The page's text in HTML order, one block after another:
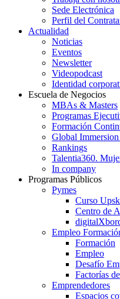
Sede Electrónica
Perfil del
Actualidad
Noticias
Eventos
Newsletter
Videopodcast
Identidad
Escuela de Negocios
MBAs & Masters
Programas
Formación
Global
Rankings
Talentia360.
In company
Programas Públicos
Pymes
Curso
Centro de
Empleo
Formación
Empleo
Desafío
Factorías
Emprendedores
Espacios